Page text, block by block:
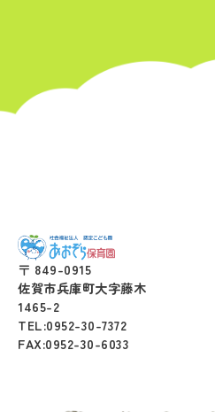
〒 849-0915
佐賀市兵庫町大字藤木
1465-2
TEL:0952-30-7372
FAX:0952-30-6033